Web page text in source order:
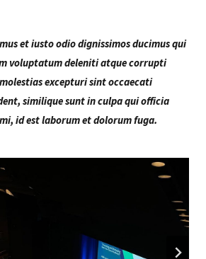
et iusto odio dignissimos ducimus qui
voluptatum deleniti atque corrupti
excepturi sint occaecati
similique sunt in culpa qui officia
id est laborum et dolorum fuga.